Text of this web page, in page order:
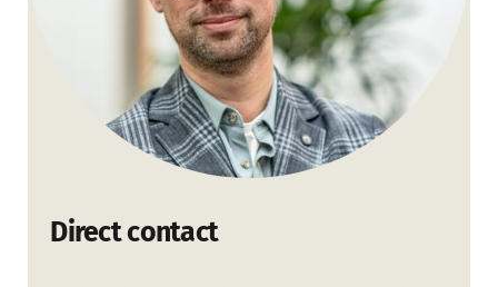
Direct contact